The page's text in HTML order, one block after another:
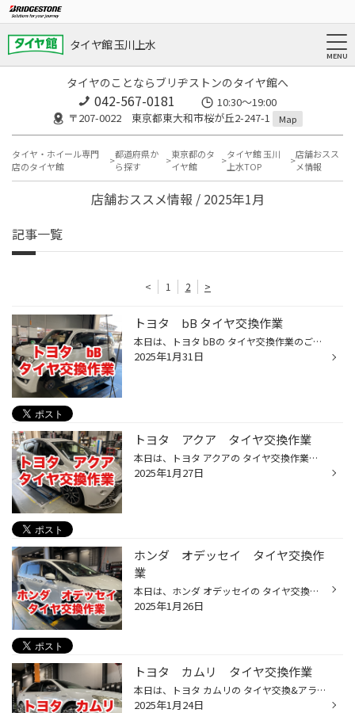
タイヤ館 玉川上水
タイヤのことならブリヂストンのタイヤ館へ
042-567-0181
10:30～19:00
〒207-0022 東京都東大和市桜が丘2-247-1
Map
タイヤ・ホイール専門
店のタイヤ館
都道府県か
ら探す
東京都のタ
イヤ館
タイヤ館 玉川
上水TOP
店舗おスス
メ情報
店舗おススメ情報 / 2025年1月
記事一覧
< 1 2 >
トヨタ bB タイヤ交換作業
本日は、トヨタ bBの タイヤ交換作業のご紹介です。 交換前のタイヤがこちら 約6年ほど使用しており、全体的にヒビ割れが多数発生していましたので 今回、交換作業をさせていただきました。 今回交換したタイヤがこちら ブリヂストンのNEWNO(ニューノ) ブリヂストンのタイヤラインナップの中では、...
2025年1月31日
トヨタ アクア タイヤ交換作業
本日は、トヨタ アクアの タイヤ交換作業のご紹介です。 交換前のタイヤは スリップサインが完全に露出していて、溝が無いのと 偏ったタイヤの減り方をしていましたので 本日、交換させていただきました。 今回交換したタイヤがこちら ブリヂストンのエコピア NH200C です。 新車装着タイヤ同等性能...
2025年1月27日
ホンダ オデッセイ タイヤ交換作
業
本日は、ホンダ オデッセイの タイヤ交換作業のご紹介です。 交換前のタイヤがこちら 4年ほど使用しているタイヤで、残溝はありますが ゴムの劣化が進んでおりましたので、今回交換させていただきました。 今回交換したタイヤがこちら セイバーリング SL201 コストパフォーマンスに優れたベーシック...
2025年1月26日
トヨタ カムリ タイヤ交換作業
本日は、トヨタ カムリの タイヤ交換&アライメント作業のご紹介です。 交換前のタイヤは 約5年ほど使用しており 残り溝はあるものの、ゴムにヒビ割れが多数発生していましたので 今回、交換させていただきました。 今回交換したタイヤがこちら ブリヂストンのレグノ GR-XⅢです。 静粛性や乗り心地を...
2025年1月24日